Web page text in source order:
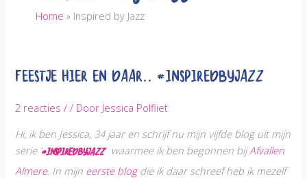
Home Inspired by Jazz
Feestje hier en daar.. #InspiredbyJazz
2 reacties // Door Jessica Polfliet
Hi, ik ben Jessica, 34 jaar en schrijf nu mijn vijfde blog uit mijn
serie ‘#InspiredbyJazz‘ waarmee ik ben begonnen bijAfvallen
Almere. In mijn eerste blogdie ik daar schreef heb ik mezelf